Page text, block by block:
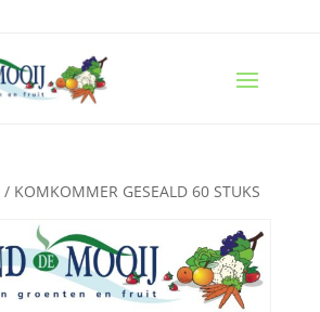
/ KOMKOMMER GESEALD 60 STUKS